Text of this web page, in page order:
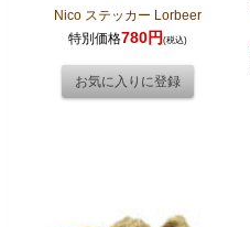
Nico ステッカー Lorbeer
特別価格780円(税込)